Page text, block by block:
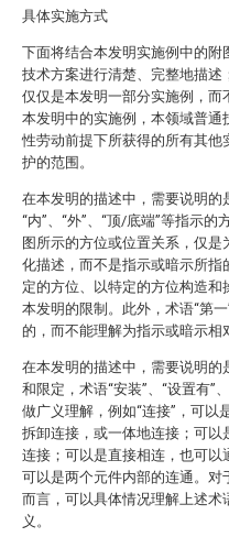
具体实施方式
下面将结合本发明实施例中的附
技术方案进行清楚、完整地描述
仅仅是本发明一部分实施例，而
本发明中的实施例，本领域普通
性劳动前提下所获得的所有其他
护的范围。
在本发明的描述中，需要说明的
“内”、“外”、“顶/底端”等指示
图所示的方位或位置关系，仅
化描述，而不是指示或暗示所指
定的方位、以特定的方位构造
本发明的限制。此外，术语“第一
的，而不能理解为指示或暗示相
在本发明的描述中，需要说明的
和限定，术语“安装”、“设置有”
做广义理解，例如“连接”，可以
拆卸连接，或一体地连接；可以
连接；可以是直接相连，也可以
可以是两个元件内部的连通。对
而言，可以具体情况理解上述术
义。